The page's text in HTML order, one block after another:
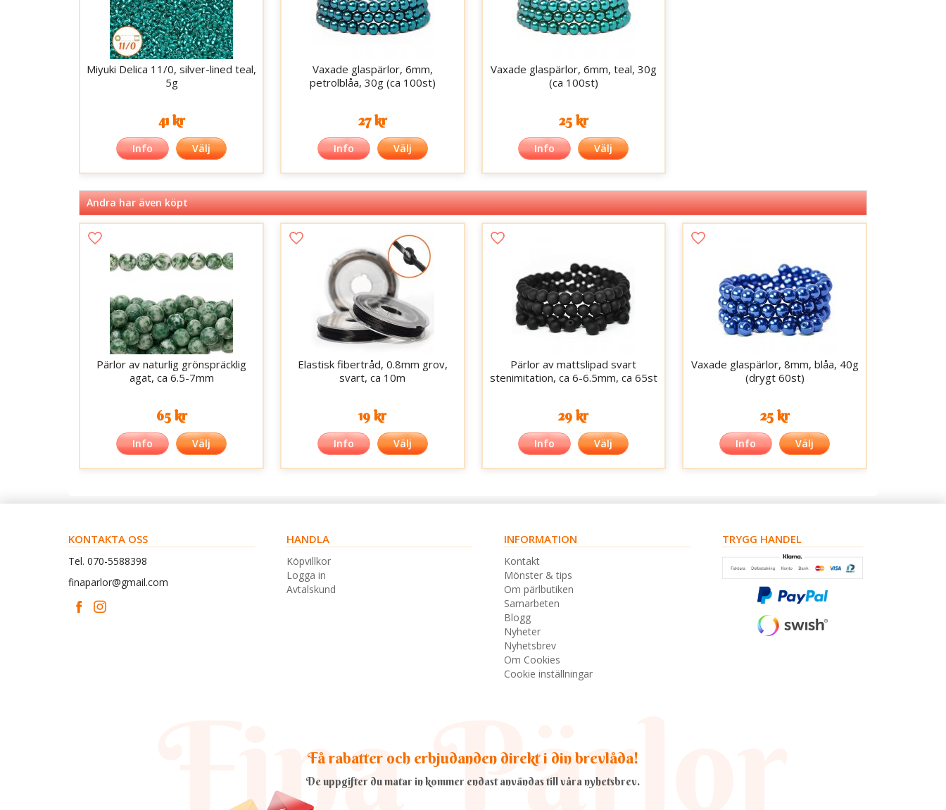
Miyuki Delica 11/0, silver-lined teal,
5g
41 kr
Info Välj
Vaxade glaspärlor, 6mm,
petrolblåa, 30g (ca 100st)
27 kr
Info Välj
Vaxade glaspärlor, 6mm, teal, 30g
(ca 100st)
25 kr
Info Välj
Andra har även köpt
Pärlor av naturlig grönspräcklig
agat, ca 6.5-7mm
65 kr
Info Välj
Elastisk fibertråd, 0.8mm grov,
svart, ca 10m
19 kr
Info Välj
Pärlor av mattslipad svart
stenimitation, ca 6-6.5mm, ca 65st
29 kr
Info Välj
Vaxade glaspärlor, 8mm, blåa, 40g
(drygt 60st)
25 kr
Info Välj
KONTAKTA OSS
Tel. 070-5588398
finaparlor@gmail.com
HANDLA
Köpvillkor
Logga in
Avtalskund
INFORMATION
Kontakt
Mönster & tips
Om pärlbutiken
Samarbeten
Blogg
Nyheter
Nyhetsbrev
Om Cookies
Cookie inställningar
TRYGG HANDEL
Få rabatter och erbjudanden direkt i din brevlåda!
De uppgifter du matar in kommer endast användas till våra nyhetsbrev.